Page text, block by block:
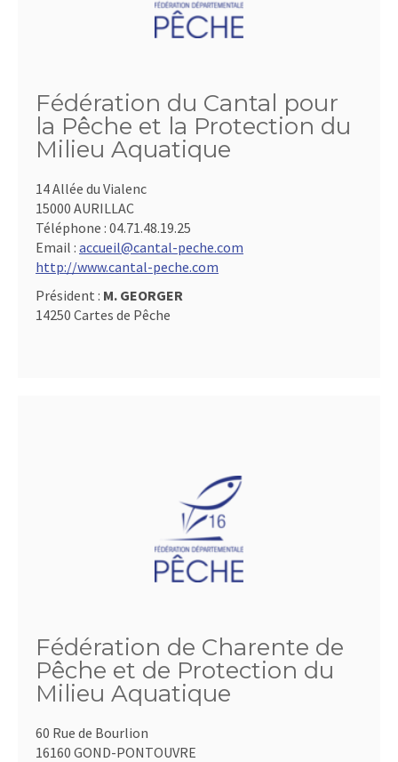
Fédération du Cantal pour
la Pêche et la Protection du
Milieu Aquatique
14 Allée du Vialenc
15000 AURILLAC
Téléphone : 04.71.48.19.25
Email : accueil@cantal-peche.com
http://www.cantal-peche.com
Président : M. GEORGER
14250 Cartes de Pêche
Fédération de Charente de
Pêche et de Protection du
Milieu Aquatique
60 Rue de Bourlion
16160 GOND-PONTOUVRE